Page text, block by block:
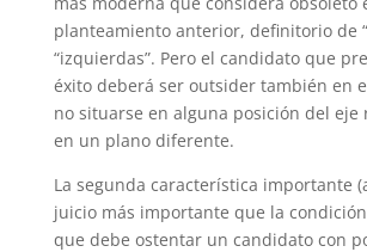
planteamiento anterior, definitorio de
“izquierdas”. Pero el candidato que
éxito deberá ser outsider también en
no situarse en alguna posición del eje
en un plano diferente.
La segunda característica importante
juicio más importante que la
que debe ostentar un candidato con